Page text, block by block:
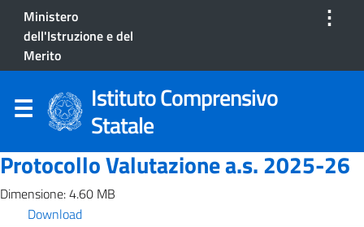
Ministero
dell'Istruzione e del
Merito
⋮
Istituto Comprensivo
Statale
Protocollo Valutazione a.s. 2025-26
Dimensione: 4.60 MB
Download